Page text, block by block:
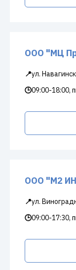
ООО "МЦ
📍ул.
🕒09:00-18:00,
ООО "М2
📍ул.
🕒09:00-17:30,